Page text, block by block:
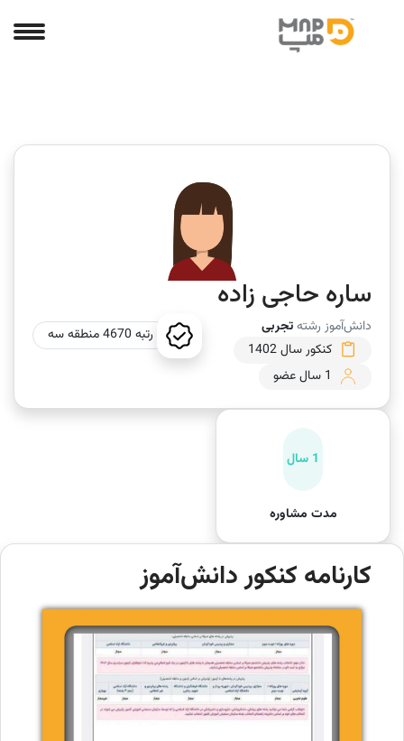
ساره حاجی زاده
دانش‌آموز رشتهتجربی
کنکور سال 1402
1 سال عضو
رتبه 4670 منطقه سه
1 سال
مدت مشاوره
کارنامه کنکور دانش‌آموز